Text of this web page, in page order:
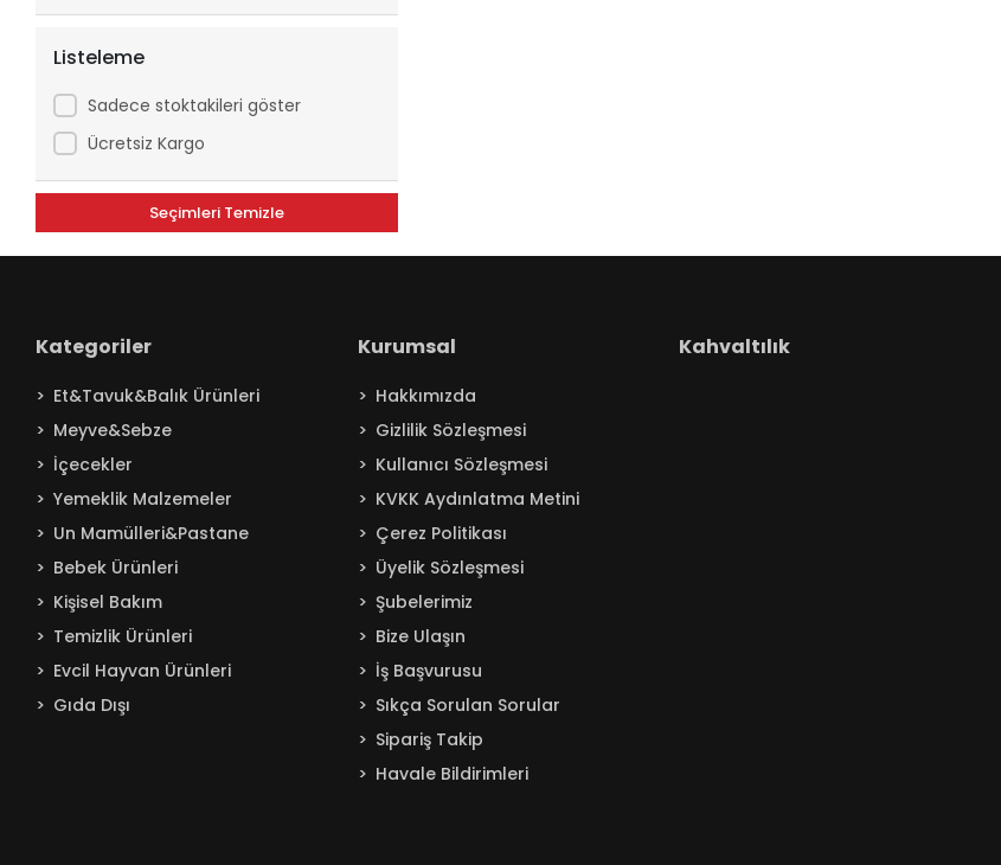
Ariel
Arko
Asperox
ASSE
ATILGAN
Avşar
Baby Turco
Badem
Bağdat
Bebelac
Beta
Beyaz
BEYPAZARI
Bingo
Listeleme
Sadece stoktakileri göster
Ücretsiz Kargo
Seçimleri Temizle
Kategoriler
Et&Tavuk&Balık Ürünleri
Meyve&Sebze
İçecekler
Yemeklik Malzemeler
Un Mamülleri&Pastane
Bebek Ürünleri
Kişisel Bakım
Temizlik Ürünleri
Evcil Hayvan Ürünleri
Gıda Dışı
Kurumsal
Hakkımızda
Gizlilik Sözleşmesi
Kullanıcı Sözleşmesi
KVKK Aydınlatma Metini
Çerez Politikası
Üyelik Sözleşmesi
Şubelerimiz
Bize Ulaşın
İş Başvurusu
Sıkça Sorulan Sorular
Sipariş Takip
Havale Bildirimleri
Kahvaltılık